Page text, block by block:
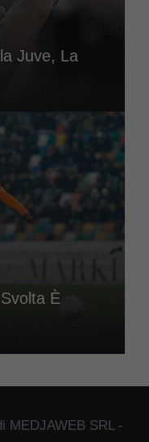
Juve, La
È
MEDJAWEB SRL -